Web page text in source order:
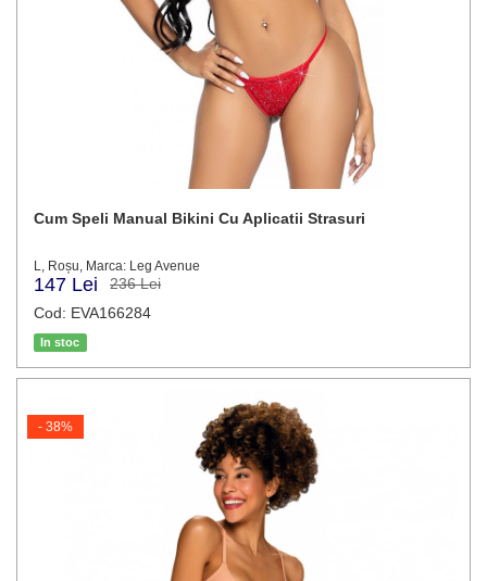
Cum Speli Manual Bikini Cu Aplicatii Strasuri
L, Roșu, Marca: Leg Avenue
147 Lei
236 Lei
Cod: EVA166284
In stoc
- 38%